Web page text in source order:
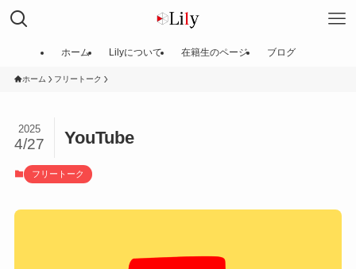
ホーム Lilyについて 在籍生のページ ブログ
ホーム フリートーク
YouTube
2025
4/27
フリートーク